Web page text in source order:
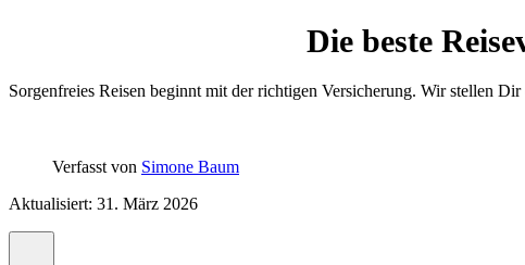
Die beste
Sorgenfreies Reisen beginnt mit der richtigen Versicherung. Wir stellen
Verfasst von Simone Baum
Aktualisiert: 31. März 2026